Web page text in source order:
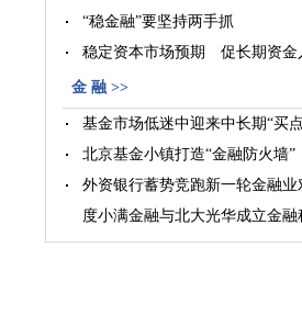
“稳金融”要坚持两手抓
稳定资本市场预期 促长期资金
金 融 >>
基金市场低迷中迎来中长期“买
北京基金小镇打造“金融防火墙”
外资银行蓄势竞跑新一轮金融业
度小满金融与北大光华成立金
室